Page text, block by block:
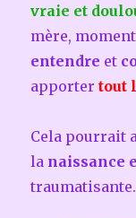
vraie et
mère,
entendre et
apportertout
Cela pourrait
la naissance
traumatisante.